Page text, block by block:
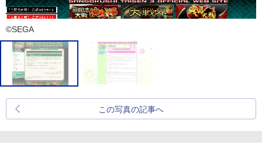
©SEGA
この写真の記事へ